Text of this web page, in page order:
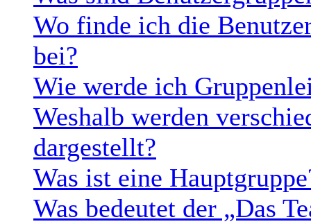
Wo finde ich die
bei?
Wie werde ich
Weshalb werden
dargestellt?
Was ist eine
Was bedeutet der „Das